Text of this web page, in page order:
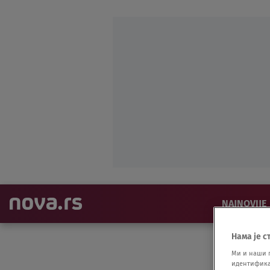
NAJNOVIJE
Нама је
Ми и наши